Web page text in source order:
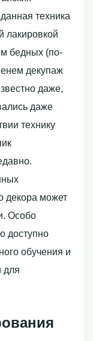
техника
лакировкой
бедных (по-
декупаж
даже,
даже
технику
декора может
Особо
доступно
обучения и
для